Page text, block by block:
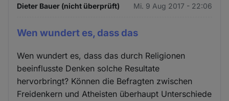
Dieter Bauer (nicht überprüft) Mi. 9 Aug 2017 - 22:06
Wen wundert es, dass das
Wen wundert es, dass das durch Religionen
beeinflusste Denken solche Resultate
hervorbringt? Können die Befragten zwischen
Freidenkern und Atheisten überhaupt Unterschiede